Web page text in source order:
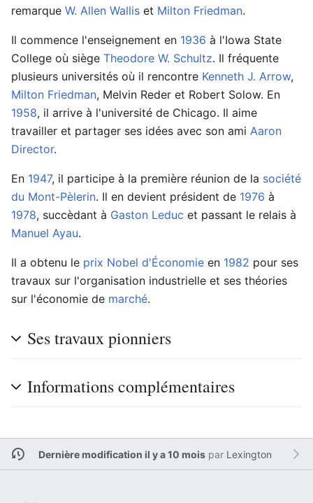
remarque W. Allen Wallis et Milton Friedman.
Il commence l'enseignement en 1936 à l'Iowa State
College où siège Theodore W. Schultz. Il fréquente
plusieurs universités où il rencontre Kenneth J. Arrow,
Milton Friedman, Melvin Reder et Robert Solow. En
1958, il arrive à l'université de Chicago. Il aime
travailler et partager ses idées avec son ami Aaron
Director.
En 1947, il participe à la première réunion de la société
du Mont-Pèlerin. Il en devient président de 1976 à
1978, succèdant à Gaston Leduc et passant le relais à
Manuel Ayau.
Il a obtenu le prix Nobel d'Économie en 1982 pour ses
travaux sur l'organisation industrielle et ses théories
sur l'économie de marché.
Ses travaux pionniers
Informations complémentaires
Dernière modification il y a 10 moispar Lexington